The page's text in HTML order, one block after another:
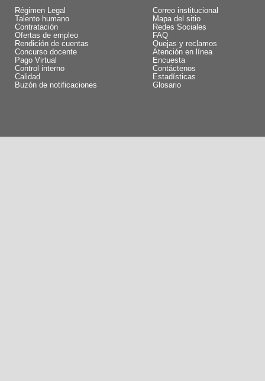
Régimen Legal
Talento humano
Contratación
Ofertas de empleo
Rendición de cuentas
Concurso docente
Pago Virtual
Control interno
Calidad
Buzón de notificaciones
Correo institucional
Mapa del sitio
Redes Sociales
FAQ
Quejas y reclamos
Atención en línea
Encuesta
Contáctenos
Estadísticas
Glosario